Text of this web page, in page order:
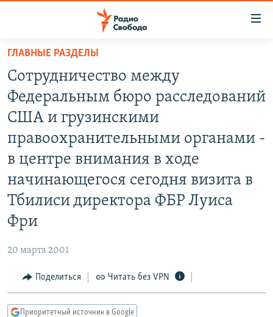
упрощенного
доступа
Вернуться
основному
содержанию
Вернутся
главной
навигации
Вернутся
ПОДКАСТЫ
АВТОРСКИЕ ПРОЕКТЫ
МНЕНИЯ
КУЛЬТУРА
IDEL.РЕАЛИИ
КАВКАЗ.РЕАЛИИ
РАСПИСАНИЕ ВЕЩАНИЯ
ПОДПИШИТЕСЬ НА РАССЫЛКУ
ГЛАВНЫЕ РАЗДЕЛЫ
Сотрудничество между
Федеральным бюро расследований
США и грузинскими
правоохранительными органами -
в центре внимания в ходе
начинающегося сегодня визита в
Тбилиси директора ФБР Луиса
Фри
20 марта 2001
Поделиться Читать без VPN
Приоритетный источник в Google